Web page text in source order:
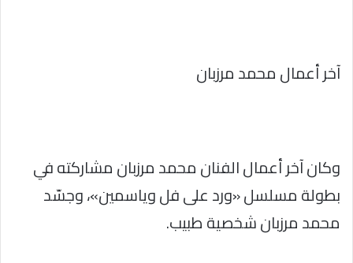
آخر أعمال محمد مرزبان
وكان آخر أعمال الفنان محمد مرزبان مشاركته في
بطولة مسلسل «ورد على فل وياسمين»، وجسّد
محمد مرزبان شخصية طبيب.